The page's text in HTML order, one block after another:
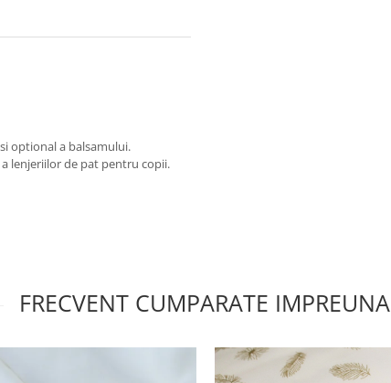
optional a balsamului.
lenjeriilor de pat pentru copii.
FRECVENT CUMPARATE IMPREUNA